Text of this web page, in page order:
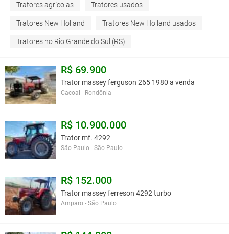
Tratores agrícolas Tratores usados
Tratores New Holland Tratores New Holland usados
Tratores no Rio Grande do Sul (RS)
R$ 69.900
Trator massey ferguson 265 1980 a venda
Cacoal - Rondônia
R$ 10.900.000
Trator mf. 4292
São Paulo - São Paulo
R$ 152.000
Trator massey ferreson 4292 turbo
Amparo - São Paulo